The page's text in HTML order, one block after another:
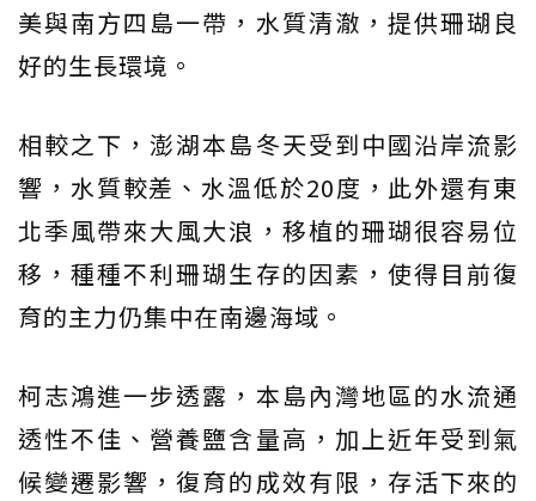
美與南方四島一帶，水質清澈，提供珊瑚良
好的生長環境。
相較之下，澎湖本島冬天受到中國沿岸流影
響，水質較差、水溫低於20度，此外還有東
北季風帶來大風大浪，移植的珊瑚很容易位
移，種種不利珊瑚生存的因素，使得目前復
育的主力仍集中在南邊海域。
柯志鴻進一步透露，本島內灣地區的水流通
透性不佳、營養鹽含量高，加上近年受到氣
候變遷影響，復育的成效有限，存活下來的